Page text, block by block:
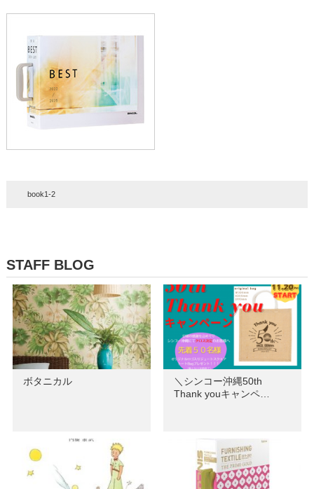
book1-2
STAFF BLOG
ボタニカル
＼シンコー沖縄50th
Thank youキャンペ…